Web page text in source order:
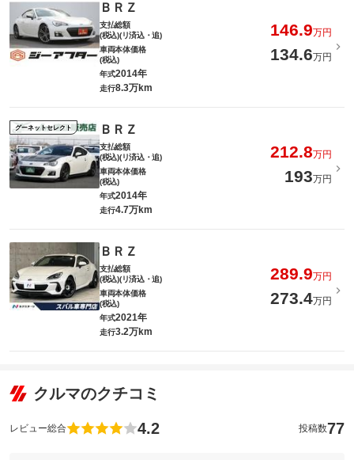
ＢＲＺ
支払総額
(税込)(リ済込・追)
146.9万円
車両本体価格
(税込)
134.6万円
年式2014年
走行8.3万km
グーネットセレクト ＢＲＺ
支払総額
(税込)(リ済込・追)
212.8万円
車両本体価格
(税込)
193万円
年式2014年
走行4.7万km
ＢＲＺ
支払総額
(税込)(リ済込・追)
289.9万円
車両本体価格
(税込)
273.4万円
年式2021年
走行3.2万km
クルマのクチコミ
レビュー総合 4.2 投稿数77